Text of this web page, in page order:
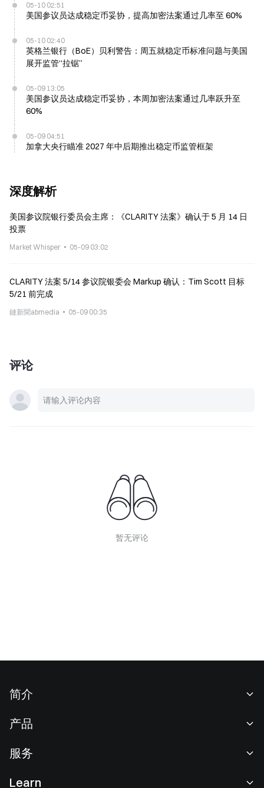
05-10 02:51
美国参议员达成稳定币妥协，提高加密法案通过几率至 60%
05-10 02:40
英格兰银行（BoE）贝利警告：周五就稳定币标准问题与美国
展开监管“拉锯”
05-09 13:05
美国参议员达成稳定币妥协，本周加密法案通过几率跃升至
60%
05-09 04:51
加拿大央行瞄准 2027 年中后期推出稳定币监管框架
深度解析
美国参议院银行委员会主席：《CLARITY 法案》确认于 5 月 14 日
投票
Market Whisper 05-09 03:02
CLARITY 法案 5/14 参议院银委会 Markup 确认：Tim Scott 目标
5/21 前完成
鏈新聞abmedia 05-09 00:35
评论
暂无评论
简介
新闻中心
产品
现货交易
服务
Learn